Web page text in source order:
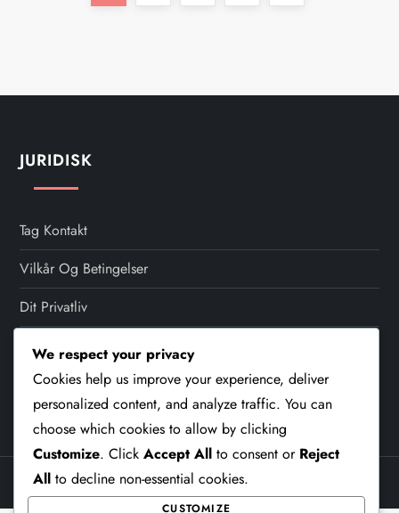
s
p
a
g
i
n
JURIDISK
Tag Kontakt
Vilkår Og Betingelser
Dit Privatliv
Hvem Vi Er
Cookiepolitik
Theme Cube Blog byKantipur Themes
We respect your privacy
Cookies help us improve your experience, deliver
personalized content, and analyze traffic. You can
choose which cookies to allow by clicking
Customize. Click Accept All to consent or Reject
All to decline non-essential cookies.
CUSTOMIZE